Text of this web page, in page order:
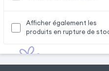
Afficher également les
produits en rupture de